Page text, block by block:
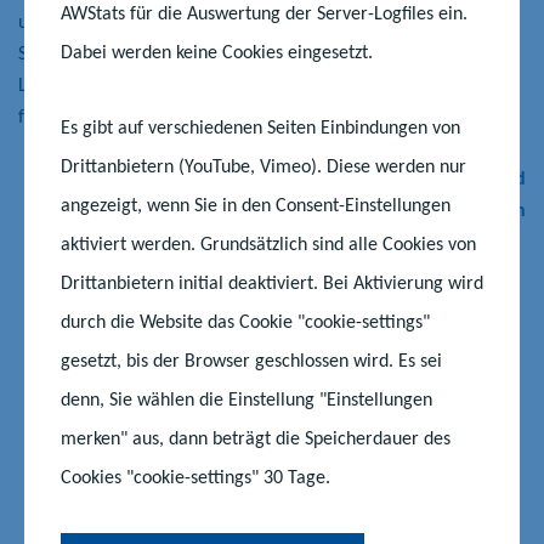
AWStats für die Auswertung der Server-Logfiles ein.
Dabei werden keine Cookies eingesetzt.
Es gibt auf verschiedenen Seiten Einbindungen von
Drittanbietern (YouTube, Vimeo). Diese werden nur
angezeigt, wenn Sie in den Consent-Einstellungen
aktiviert werden. Grundsätzlich sind alle Cookies von
Drittanbietern initial deaktiviert. Bei Aktivierung wird
durch die Website das Cookie "cookie-settings"
gesetzt, bis der Browser geschlossen wird. Es sei
denn, Sie wählen die Einstellung "Einstellungen
merken" aus, dann beträgt die Speicherdauer des
Cookies "cookie-settings" 30 Tage.
und Verwaltungsvorschriften, die die schulischen Interessen der
Schülerinnen und Schüler berühren, angehört. Für den
Landesschülerrat gibt es eine Geschäftsstelle im Ministerium
für Bildung und Kindertagesförderung.
Schema als PDF-Datei zum Herunterladen und
Ausdrucken
o
r
e
r
g
ä
c
s
t
Mitreden und mitgestalten: Einfach
wählen!